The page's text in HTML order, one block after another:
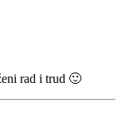
rad i trud 🙂